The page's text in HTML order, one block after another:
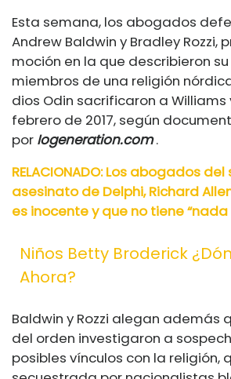
Esta semana, los abogados
Andrew Baldwin y Bradley Rozzi,
moción en la que describieron
miembros de una religión
dios Odin sacrificaron a Williams
febrero de 2017, según
por Iogeneration.com .
RELACIONADO: Los abogados
asesinato de Delphi, Richard
es inocente y que no tiene
Niños Betty Broderick
Ahora?
Baldwin y Rozzi alegan además
del orden investigaron a
posibles vínculos con la religión,